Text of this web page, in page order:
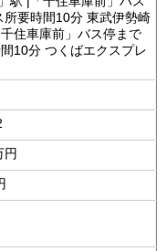
要時間10分 東武伊勢崎
住車庫前」バス停まで
10分 つくばエクスプレ
円